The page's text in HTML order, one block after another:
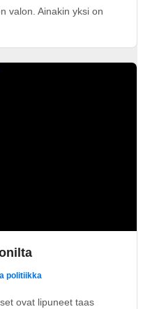
valon. Ainakin yksi on
politiikka
ovat lipuneet taas